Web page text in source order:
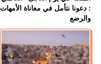
: دعونا نتأمل في معاناة الأمهات
والرضع